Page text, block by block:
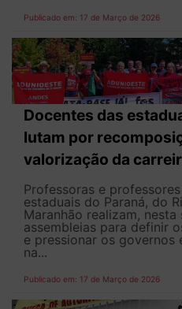
Publicado em: 17 de Março de 2026
Docentes das
lutam por
valorização da
Professoras e
estaduais do Paraná, do
Maranhão realizam,
assembleias para definir
e pressionar os governos
na...
Publicado em: 17 de Março de 2026